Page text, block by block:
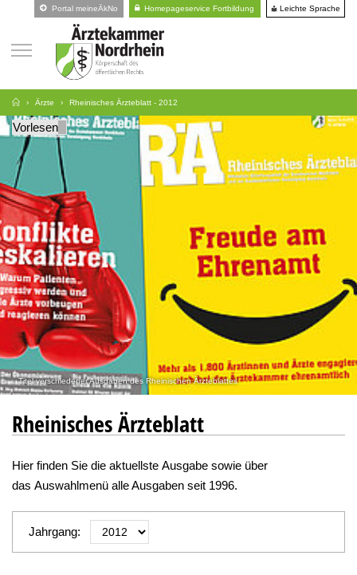
Portal meineÄkNo Homepageservice Fortbildung Leichte Sprache
Ärzte Rheinisches Ärzteblatt - 2012
Titel verschiedener Ausgaben des Rheinischen Ärzteblattes
Vorlesen
Rheinisches Ärzteblatt
Hier finden Sie die aktuellste Ausgabe sowie über
das Auswahlmenü alle Ausgaben seit 1996.
Jahrgang: